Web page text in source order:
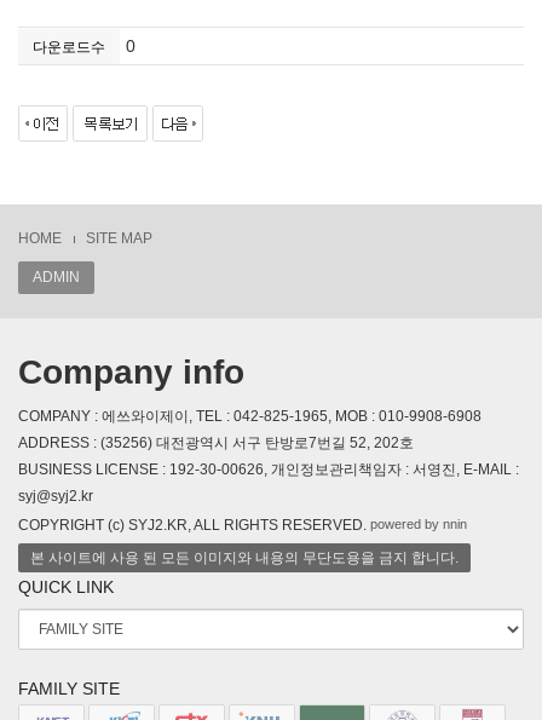
다운로드수 0
HOME SITE MAP
ADMIN
Company info
COMPANY : 에쓰와이제이, TEL : 042-825-1965, MOB : 010-9908-6908
ADDRESS : (35256) 대전광역시 서구 탄방로7번길 52, 202호
BUSINESS LICENSE : 192-30-00626, 개인정보관리책임자 : 서영진, E-MAIL :
syj@syj2.kr
COPYRIGHT (c) SYJ2.KR, ALL RIGHTS RESERVED. powered by nnin
본 사이트에 사용 된 모든 이미지와 내용의 무단도용을 금지 합니다.
QUICK LINK
FAMILY SITE